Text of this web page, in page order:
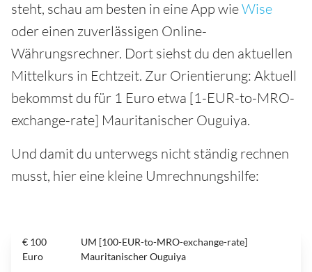
steht, schau am besten in eine App wieWise
oder einen zuverlässigen Online-
Währungsrechner. Dort siehst du den aktuellen
Mittelkurs in Echtzeit. Zur Orientierung: Aktuell
bekommst du für 1 Euro etwa [1-EUR-to-MRO-
exchange-rate] Mauritanischer Ouguiya.
Und damit du unterwegs nicht ständig rechnen
musst, hier eine kleine Umrechnungshilfe:
€ 100
Euro
UM [100-EUR-to-MRO-exchange-rate]
Mauritanischer Ouguiya